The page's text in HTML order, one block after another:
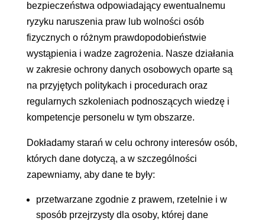
bezpieczeństwa odpowiadający ewentualnemu
ryzyku naruszenia praw lub wolności osób
fizycznych o różnym prawdopodobieństwie
wystąpienia i wadze zagrożenia. Nasze działania
w zakresie ochrony danych osobowych oparte są
na przyjętych politykach i procedurach oraz
regularnych szkoleniach podnoszących wiedzę i
kompetencje personelu w tym obszarze.
Dokładamy starań w celu ochrony interesów osób,
których dane dotyczą, a w szczególności
zapewniamy, aby dane te były:
przetwarzane zgodnie z prawem, rzetelnie i w
sposób przejrzysty dla osoby, której dane